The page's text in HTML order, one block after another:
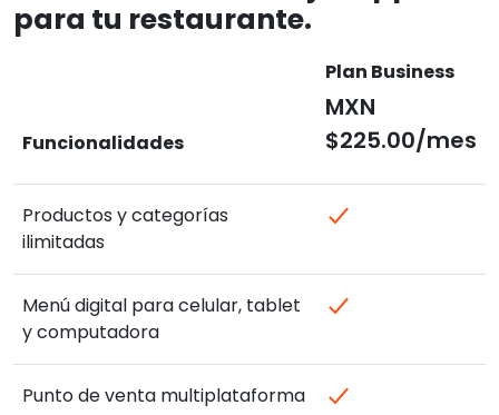
para tu restaurante.
Funcionalidades
Plan Business
MXN
$225.00/mes
Productos y categorías
ilimitadas
Menú digital para celular, tablet
y computadora
Punto de venta multiplataforma